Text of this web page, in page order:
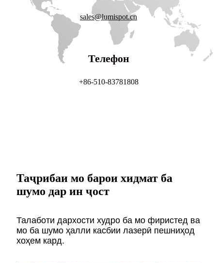
sales@lumispot.cn
Телефон
+86-510-83781808
Таҷрибаи мо барои хидмат ба
шумо дар ин ҷост
Талаботи дархости худро ба мо фиристед ва
мо ба шумо ҳалли касбии лазерӣ пешниҳод
хоҳем кард.